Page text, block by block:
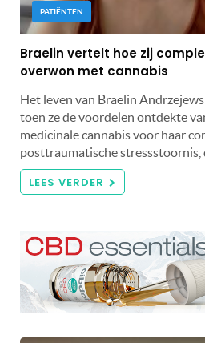
PATIËNTEN
Braelin vertelt hoe zij
overwon met cannabis
Het leven van Braelin
toen ze de voordelen ontdekte
medicinale cannabis voor haar
posttraumatische stressstoornis,
LEES VERDER